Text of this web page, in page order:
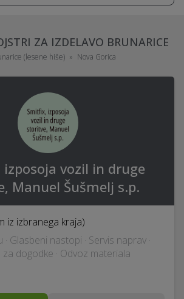
ZA IZDELAVO BRUNARICE
(lesene hiše) Nova Gorica
vozil in druge
Manuel Šušmelj s.p.
iz izbranega kraja)
Glasbeni nastopi · Servis naprav ·
dogodke · Odvoz materiala